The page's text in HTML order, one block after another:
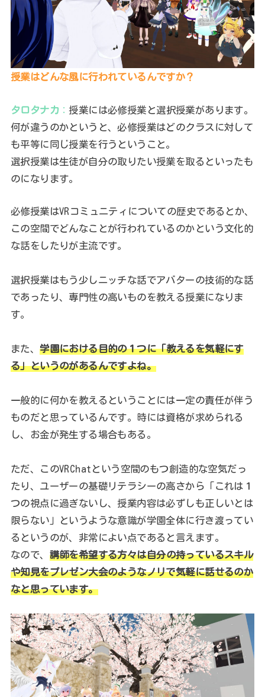
授業はどんな風に行われているんですか？
タロタナカ：授業には必修授業と選択授業があります。
何が違うのかというと、必修授業はどのクラスに対して
も平等に同じ授業を行うということ。
選択授業は生徒が自分の取りたい授業を取るといったも
のになります。
必修授業はVRコミュニティについての歴史であるとか、
この空間でどんなことが行われているのかという文化的
な話をしたりが主流です。
選択授業はもう少しニッチな話でアバターの技術的な話
であったり、専門性の高いものを教える授業になりま
す。
また、学園における目的の１つに「教えるを気軽にす
る」というのがあるんですよね。
一般的に何かを教えるということには一定の責任が伴う
ものだと思っているんです。時には資格が求められる
し、お金が発生する場合もある。
ただ、このVRChatという空間のもつ創造的な空気だっ
たり、ユーザーの基礎リテラシーの高さから「これは１
つの視点に過ぎないし、授業内容は必ずしも正しいとは
限らない」というような意識が学園全体に行き渡ってい
るというのが、非常によい点であると言えます。
なので、 講師を希望する方々は自分の持っているスキル
や知見をプレゼン大会のようなノリで気軽に話せるのか
なと思っています。